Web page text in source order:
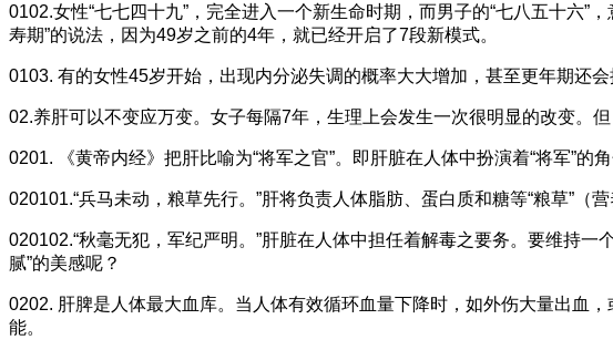
0102.女性“七七四十九”，完全进入一个新生命时期，而男子的“七八五十六
寿期”的说法，因为49岁之前的4年，就已经开启了7段新模式。
0103. 有的女性45岁开始，出现内分泌失调的概率大大增加，甚至更年期还
02.养肝可以不变应万变。女子每隔7年，生理上会发生一次很明显的改变。
0201. 《黄帝内经》把肝比喻为“将军之官”。即肝脏在人体中扮演着“将军”的
020101.“兵马未动，粮草先行。”肝将负责人体脂肪、蛋白质和糖等“粮草”（
020102.“秋毫无犯，军纪严明。”肝脏在人体中担任着解毒之要务。要维持
腻”的美感呢？
0202. 肝脾是人体最大血库。当人体有效循环血量下降时，如外伤大量出血
能。